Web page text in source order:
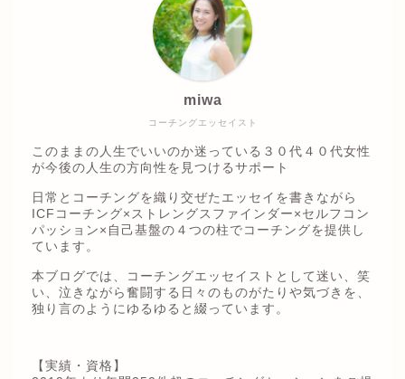
コーチングエッセイスト
miwa
このままの人生でいいのか迷っている３０代４０代女性
が今後の人生の方向性を見つけるサポート
日常とコーチングを織り交ぜたエッセイを書きながら
ICFコーチング×ストレングスファインダー×セルフコン
パッション×自己基盤の４つの柱でコーチングを提供し
ています。
本ブログでは、コーチングエッセイストとして迷い、笑
い、泣きながら奮闘する日々のものがたりや気づきを、
独り言のようにゆるゆると綴っています。
【実績・資格】